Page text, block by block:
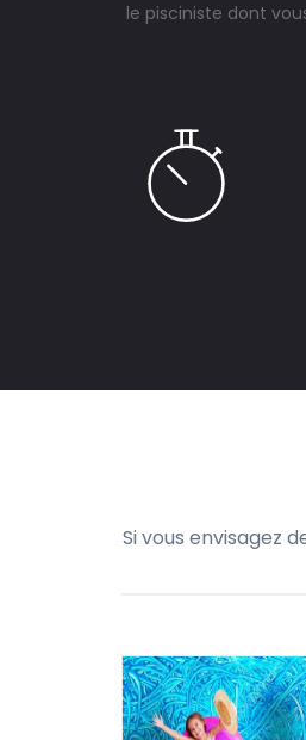
le pisciniste dont
ne peut plus s'en passer.
Si vous envisagez